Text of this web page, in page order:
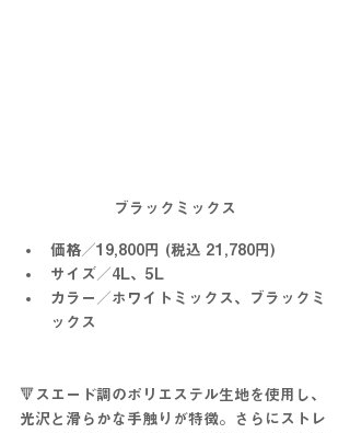
ブラックミックス
価格／19,800円 (税込 21,780円)
サイズ／4L、5L
カラー／ホワイトミックス、ブラックミ
ックス
🔻スエード調のポリエステル生地を使用し、
光沢と滑らかな手触りが特徴。さらにストレ